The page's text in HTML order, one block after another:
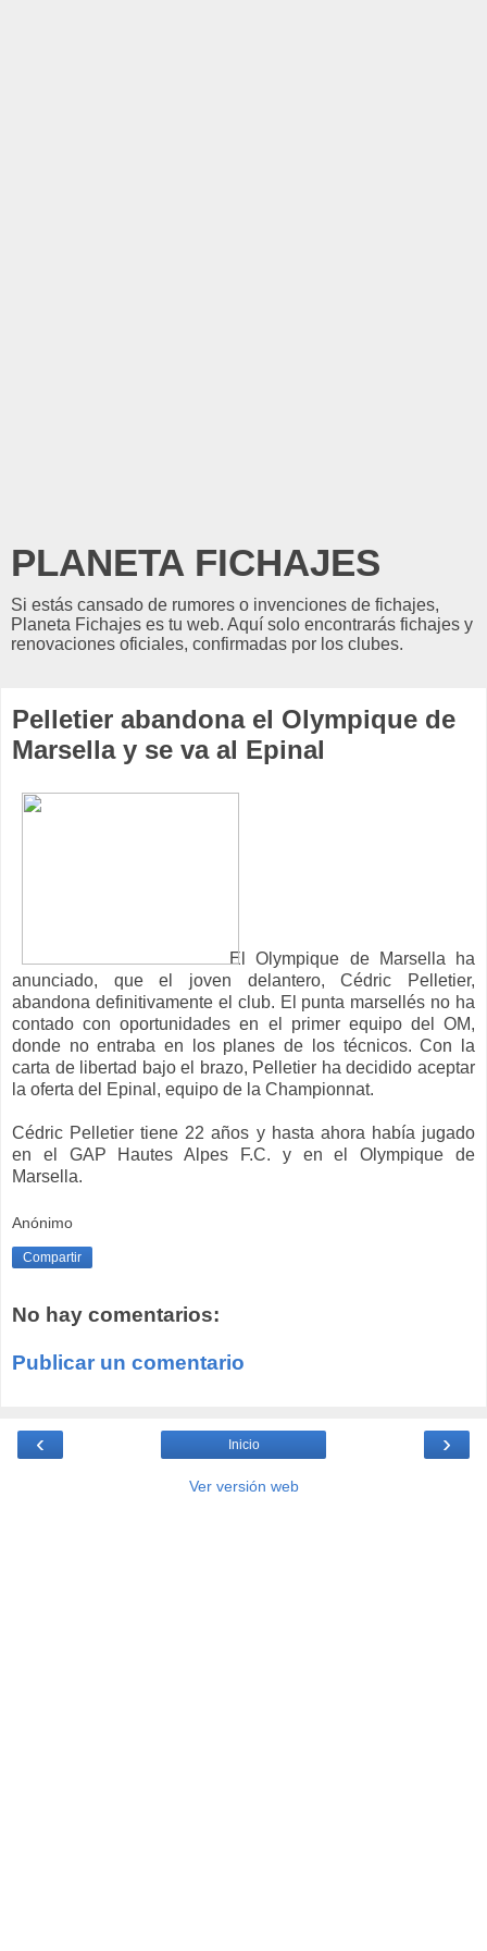
PLANETA FICHAJES
Si estás cansado de rumores o invenciones de fichajes,
Planeta Fichajes es tu web. Aquí solo encontrarás fichajes y
renovaciones oficiales, confirmadas por los clubes.
Pelletier abandona el Olympique de
Marsella y se va al Epinal
El Olympique de Marsella ha
anunciado, que el joven delantero, Cédric Pelletier,
abandona definitivamente el club. El punta marsellés no ha
contado con oportunidades en el primer equipo del OM,
donde no entraba en los planes de los técnicos. Con la
carta de libertad bajo el brazo, Pelletier ha decidido aceptar
la oferta del Epinal, equipo de la Championnat.
Cédric Pelletier tiene 22 años y hasta ahora había jugado
en el GAP Hautes Alpes F.C. y en el Olympique de
Marsella.
Anónimo
Compartir
No hay comentarios:
Publicar un comentario
‹ ›
Inicio
Ver versión web